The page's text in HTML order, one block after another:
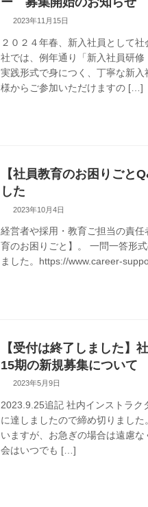
2023年11月15日
２０２４年春、新入社員として
社では、例年通り「新入社員研
実践形式で身につく、丁寧な新
様からご参加いただけますの […]
【社員教育のお困りご
した
2023年10月4日
経営者や採用・教育ご担当の責
育のお困りごと】。 一問一答形
ました。https://www.career-
【受付は終了しました】
15期の新規募集について
2023年5月9日
2023.9.25追記 社内インストラク
に達しましたので締め切りまし
いますが、お急ぎの場合は遠慮
会はいつでも […]